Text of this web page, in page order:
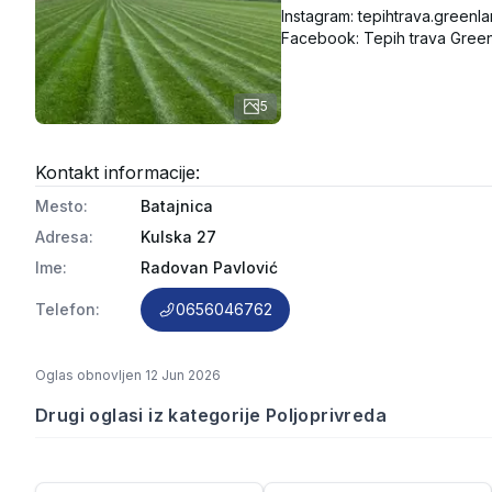
5
Instagram:
Facebook: Tepih trava
Kontakt informacije:
Mesto:
Batajnica
Adresa:
Kulska 27
Ime: Radovan Pavlović
Telefon: 0656046762
Oglas obnovljen 12 Jun 2026
Drugi oglasi iz kategorije Poljoprivreda